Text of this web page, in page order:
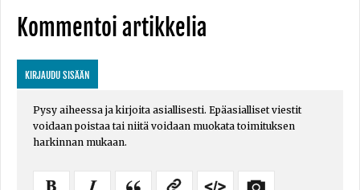
Kommentoi artikkelia
KIRJAUDU SISÄÄN
Pysy aiheessa ja kirjoita asiallisesti. Epäasialliset viestit
voidaan poistaa tai niitä voidaan muokata toimituksen
harkinnan mukaan.